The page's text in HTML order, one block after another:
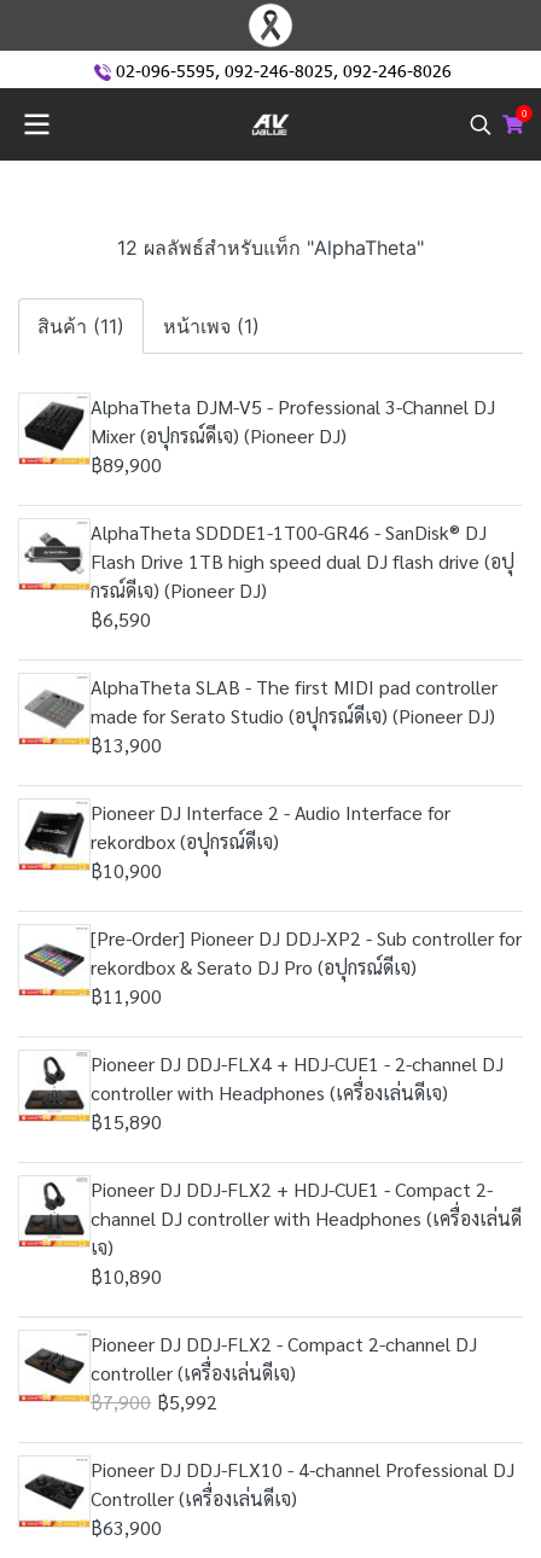
02-096-5595, 092-246-8025, 092-246-8026
0
12 ผลลัพธ์สำหรับแท็ก "AlphaTheta"
สินค้า (11) หน้าเพจ (1)
AlphaTheta DJM-V5 - Professional 3-Channel DJ
Mixer (อปุกรณ์ดีเจ) (Pioneer DJ)
฿89,900
AlphaTheta SDDDE1-1T00-GR46 - SanDisk® DJ
Flash Drive 1TB high speed dual DJ flash drive (อปุ
กรณ์ดีเจ) (Pioneer DJ)
฿6,590
AlphaTheta SLAB - The first MIDI pad controller
made for Serato Studio (อปุกรณ์ดีเจ) (Pioneer DJ)
฿13,900
Pioneer DJ Interface 2 - Audio Interface for
rekordbox (อปุกรณ์ดีเจ)
฿10,900
[Pre-Order] Pioneer DJ DDJ-XP2 - Sub controller for
rekordbox & Serato DJ Pro (อปุกรณ์ดีเจ)
฿11,900
Pioneer DJ DDJ-FLX4 + HDJ-CUE1 - 2-channel DJ
controller with Headphones (เครื่องเล่นดีเจ)
฿15,890
Pioneer DJ DDJ-FLX2 + HDJ-CUE1 - Compact 2-
channel DJ controller with Headphones (เครื่องเล่นดี
เจ)
฿10,890
Pioneer DJ DDJ-FLX2 - Compact 2-channel DJ
controller (เครื่องเล่นดีเจ)
฿7,900 ฿5,992
Pioneer DJ DDJ-FLX10 - 4-channel Professional DJ
Controller (เครื่องเล่นดีเจ)
฿63,900